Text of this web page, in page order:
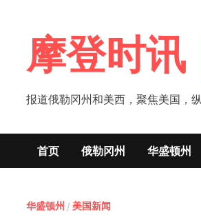
content摩登时讯
报道俄勒冈州和美西，聚焦美国，
首页 俄勒冈州 华盛顿州
华盛顿州 /美国新闻